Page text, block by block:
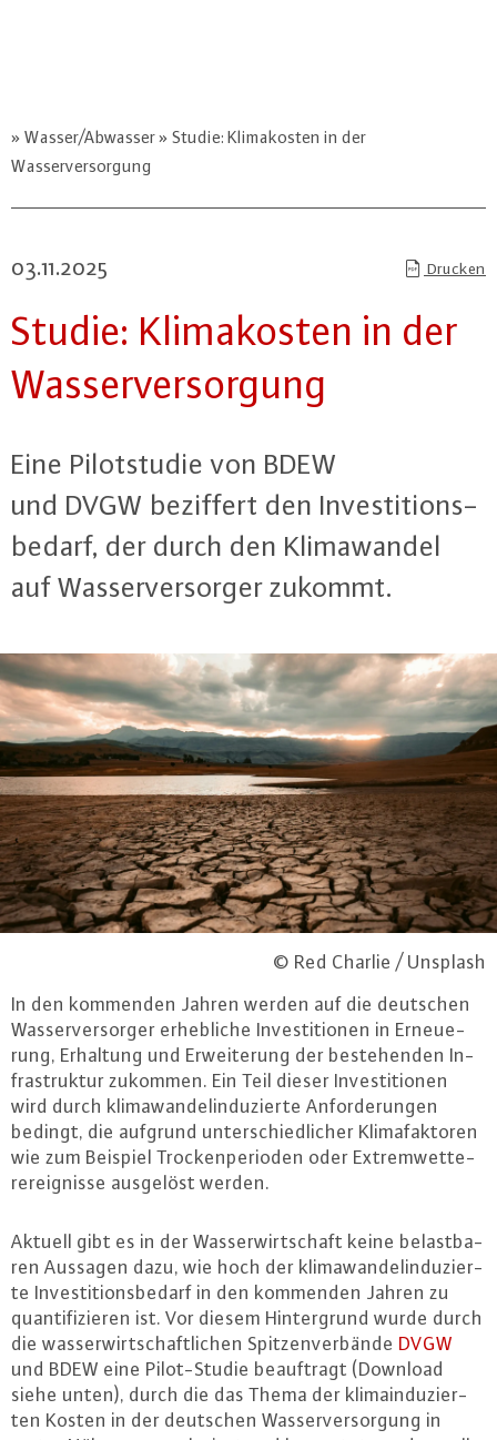
Wasser/Abwasser
Studie: Klimakosten in der
Wasserversorgung
03.11.2025 Drucken
Studie: Kli­ma­kos­ten in der
Was­ser­ver­sor­gung
Eine Pi­lot­stu­die von BDEW
und DVGW beziffert den In­ves­ti­ti­ons­
be­darf, der durch den Kli­ma­wan­del
auf Was­ser­ver­sor­ger zukommt.
© Red Charlie / Unsplash
In den kommenden Jahren werden auf die deutschen
Was­ser­ver­sor­ger er­heb­li­che In­ves­ti­tio­nen in Er­neue­
rung, Erhaltung und Er­wei­te­rung der be­ste­hen­den In­
fra­struk­tur zukommen. Ein Teil dieser In­ves­ti­tio­nen
wird durch kli­ma­wan­del­in­du­zier­te An­for­de­run­gen
bedingt, die aufgrund un­ter­schied­li­cher Kli­maf­ak­to­ren
wie zum Beispiel Tro­cken­pe­ri­oden oder Ex­trem­wet­te­
rer­eig­nis­se ausgelöst werden.
Aktuell gibt es in der Was­ser­wirt­schaft keine be­last­ba­
ren Aussagen dazu, wie hoch der kli­ma­wan­del­in­du­zier­
te In­ves­ti­ti­ons­be­darf in den kommenden Jahren zu
quan­ti­fi­zie­ren ist. Vor diesem Hin­ter­grund wurde durch
die was­ser­wirt­schaft­li­chen Spit­zen­ver­bän­de DVGW
und BDEW eine Pi­lot-Stu­die be­auf­tragt (Download
siehe unten), durch die das Thema der kli­ma­in­du­zier­
ten Kosten in der deutschen Was­ser­ver­sor­gung in